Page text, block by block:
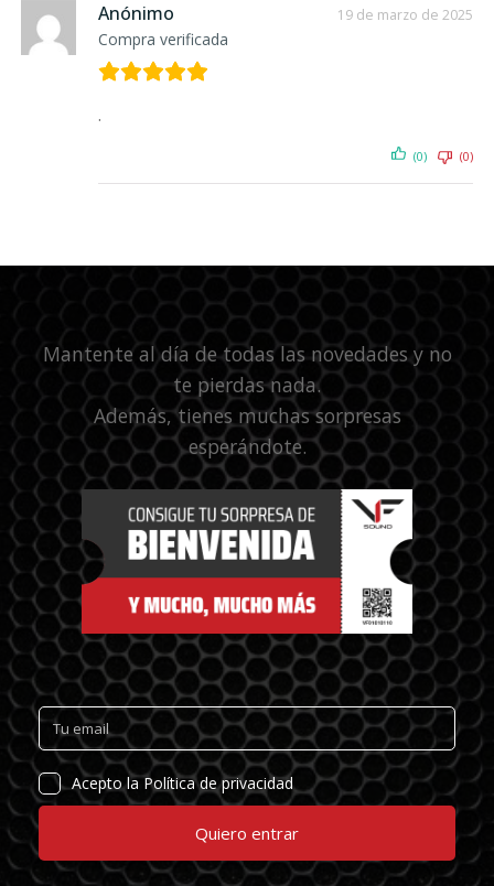
Anónimo
Compra verificada
19 de marzo de 2025
.
(0) (0)
Mantente al día de todas las novedades y no
te pierdas nada.
Además, tienes muchas sorpresas
esperándote.